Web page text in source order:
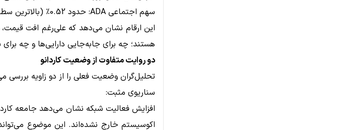
سهم اجتماعی ADA: حدود 0.52٪ (بالاترین سطح در سال 2026)
این ارقام نشان می‌دهد که علی‌رغم افت
هستند؛ چه برای جابه‌جایی دارایی‌ها و چه
دو روایت متفاوت از وضعیت کاردانو
تحلیل‌گران وضعیت فعلی را از دو زاویه بررسی
سناریوی مثبت:
افزایش فعالیت شبکه نشان می‌دهد جامعه
اکوسیستم خارج نشده‌اند. این موضوع